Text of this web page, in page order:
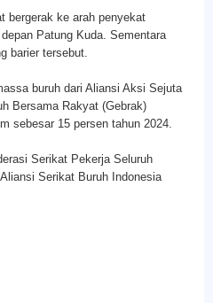
bergerak ke arah penyekat
Patung Kuda. Sementara
barier tersebut.
buruh dari Aliansi Aksi Sejuta
Bersama Rakyat (Gebrak)
sebesar 15 persen tahun 2024.
Serikat Pekerja Seluruh
Serikat Buruh Indonesia